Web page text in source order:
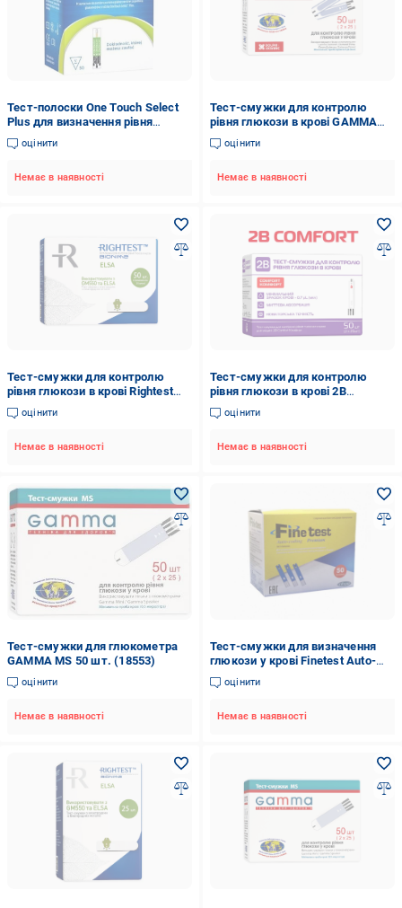
Тест-полоски One Touch Select
Plus для визначення рівня
глюкози 50 шт.
оцінити
Немає в наявності
Тест-смужки для контролю
рівня глюкози в крові GAMMA
DM 50 (CO000356)
оцінити
Немає в наявності
Тест-смужки для контролю
рівня глюкози в крові Rightest
ELSA 50 шт. (COM04582)
оцінити
Немає в наявності
Тест-смужки для контролю
рівня глюкози в крові 2B
COMFORT 50 (COM02330)
оцінити
Немає в наявності
Тест-смужки для глюкометра
GAMMA MS 50 шт. (18553)
оцінити
Немає в наявності
Тест-смужки для визначення
глюкози у крові Finetest Auto-
coding Premium № 50
оцінити
Немає в наявності